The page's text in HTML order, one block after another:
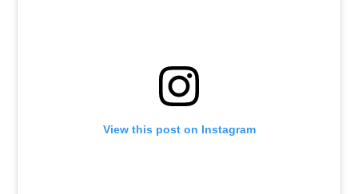
View this post on Instagram